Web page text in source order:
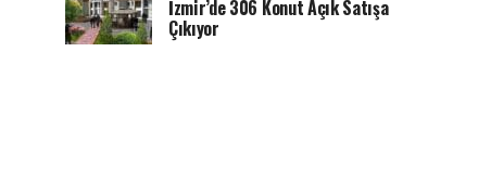
İzmir’de 306 Konut Açık Satışa
Çıkıyor